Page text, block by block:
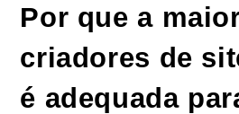
Por que a
criadores de
é adequada